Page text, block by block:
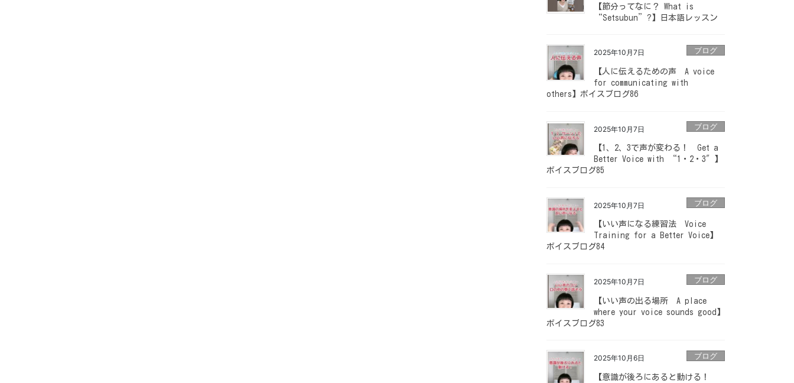
【節分ってなに？ What is
“Setsubun”?】日本語レッスン
2025年10月7日 ブログ
【人に伝えるための声 A voice
for communicating with
others】ボイスブログ86
2025年10月7日 ブログ
【1、2、3で声が変わる！ Get a
Better Voice with “1・2・3″】
ボイスブログ85
2025年10月7日 ブログ
【いい声になる練習法 Voice
Training for a Better Voice】
ボイスブログ84
2025年10月7日 ブログ
【いい声の出る場所 A place
where your voice sounds good】
ボイスブログ83
2025年10月6日 ブログ
【意識が後ろにあると動ける！